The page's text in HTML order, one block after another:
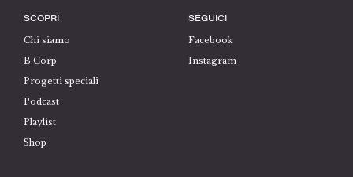
SCOPRI
Chi siamo
B Corp
Progetti speciali
Podcast
Playlist
Shop
SEGUICI
Facebook
Instagram